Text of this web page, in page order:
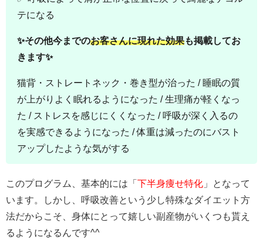
テになる
✨その他今までのお客さんに現れた効果も掲載してお
きます✨
猫背・ストレートネック・巻き型が治った / 睡眠の質
が上がりよく眠れるようになった / 生理痛が軽くなっ
た / ストレスを感じにくくなった / 呼吸が深く入るの
を実感できるようになった / 体重は減ったのにバスト
アップしたような気がする
このプログラム、基本的には「 下半身痩せ特化 」となって
います。しかし、呼吸改善という少し特殊なダイエット方
法だからこそ、身体にとって嬉しい副産物がいくつも貰え
るようになるんです^^